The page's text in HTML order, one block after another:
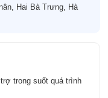
Hai Bà Trưng, Hà
trong suốt quá trình